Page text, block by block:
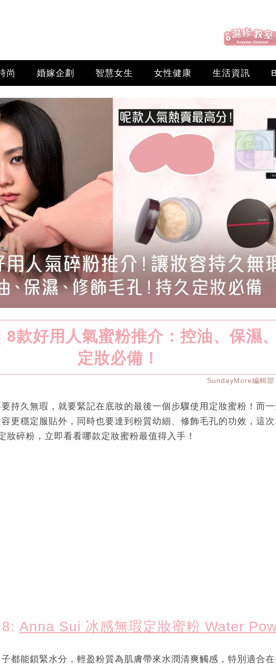
尚 婚嫁企劃 智慧女生 女性健康 生活資訊
8款好用人氣蜜粉推介：控油、保濕
定妝必備！
SundayMore編輯部
持久無瑕，就要緊記在底妝的最後一個步驟使用定妝蜜粉！而
更穩定服貼外，同時也要達到粉質幼細、修飾毛孔的功效，這
妝碎粉，立即看看哪款定妝蜜粉最值得入手！
Anna Sui 冰感無瑕定妝蜜粉 Water
都能鎖緊水分，輕盈粉質為肌膚帶來水潤清爽觸感，特別適合